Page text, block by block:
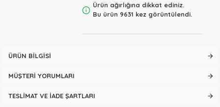
Ürün ağırlığına dikkat ediniz.
Bu ürün 9631 kez görüntülendi.
ÜRÜN BILGISI
MÜŞTERI YORUMLARI
TESLIMAT VE İADE ŞARTLARI